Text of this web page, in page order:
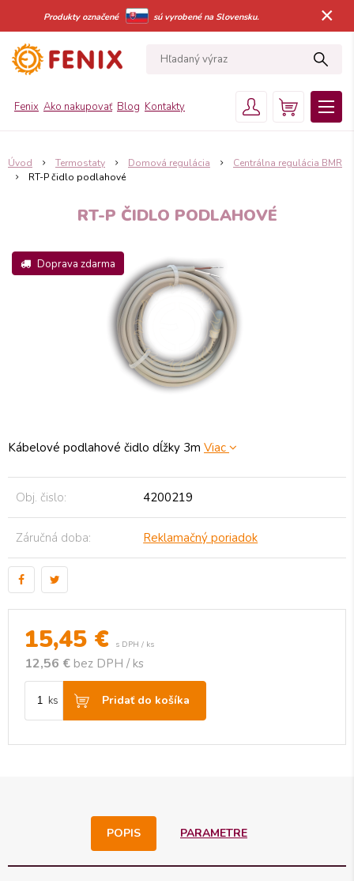
Produkty označené sú vyrobené na Slovensku. ×
Fenix Ako nakupovať Blog Kontakty
Úvod Termostaty Domová regulácia
Centrálna regulácia BMR
RT-P čidlo podlahové
RT-P ČIDLO PODLAHOVÉ
Doprava zdarma
15,45 € s DPH / ks
12,56 € bez DPH / ks
ks Pridať do košíka
Kábelové podlahové čidlo dĺžky 3m Viac
Obj. čislo: 4200219
Záručná doba: Reklamačný poriadok
POPIS PARAMETRE